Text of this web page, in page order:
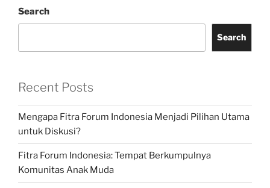
Search
Search
Recent Posts
Mengapa Fitra Forum Indonesia Menjadi Pilihan Utama
untuk Diskusi?
Fitra Forum Indonesia: Tempat Berkumpulnya
Komunitas Anak Muda